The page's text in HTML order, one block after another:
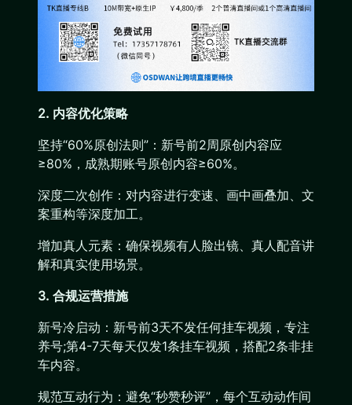
2. 内容优化策略
坚持“60%原创法则”：新号前2周原创内容应
≥80%，成熟期账号原创内容≥60%。
深度二次创作：对内容进行变速、画中画叠加、文
案重构等深度加工。
增加真人元素：确保视频有人脸出镜、真人配音讲
解和真实使用场景。
3. 合规运营措施
新号冷启动：新号前3天不发任何挂车视频，专注
养号;第4-7天每天仅发1条挂车视频，搭配2条非挂
车内容。
规范互动行为：避免“秒赞秒评”，每个互动动作间